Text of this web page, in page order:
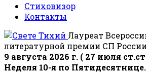
Стиховизор
Контакты
Лауреат
литературной премии СП
9 августа 2026 г. ( 27 июля
Неделя 10-я по Пятидесятнице.